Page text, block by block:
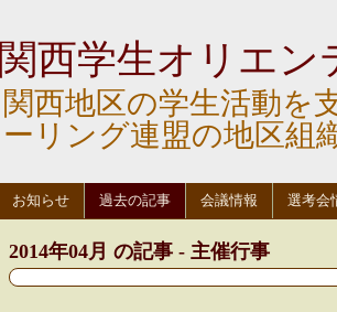
関西学生オリエン
関西地区の学生活動を
ーリング連盟の地区組
お知らせ 過去の記事 会議情報 選考会
2014年04月 の記事 - 主催行事